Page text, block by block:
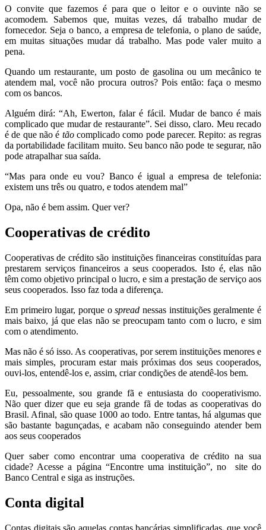
O convite que fazemos é para que o leitor e o ouvinte não se
acomodem. Sabemos que, muitas vezes, dá trabalho mudar de
fornecedor. Seja o banco, a empresa de telefonia, o plano de saúde,
em muitas situações mudar dá trabalho. Mas pode valer muito a
pena.
Quando um restaurante, um posto de gasolina ou um mecânico te
atendem mal, você não procura outros? Pois então: faça o mesmo
com os bancos.
Alguém dirá: “Ah, Ewerton, falar é fácil. Mudar de banco é mais
complicado que mudar de restaurante”. Sei disso, claro. Meu recado
é de que não é tãocomplicado como pode parecer. Repito: as regras
da portabilidade facilitam muito. Seu banco não pode te segurar, não
pode atrapalhar sua saída.
“Mas para onde eu vou? Banco é igual a empresa de telefonia:
existem uns três ou quatro, e todos atendem mal”
Opa, não é bem assim. Quer ver?
Cooperativas de crédito
Cooperativas de crédito são instituições financeiras constituídas para
prestarem serviços financeiros a seus cooperados. Isto é, elas não
têm como objetivo principal o lucro, e sim a prestação de serviço aos
seus cooperados. Isso faz toda a diferença.
Em primeiro lugar, porque ospread nessas instituições geralmente é
mais baixo, já que elas não se preocupam tanto com o lucro, e sim
com o atendimento.
Mas não é só isso. As cooperativas, por serem instituições menores e
mais simples, procuram estar mais próximas dos seus cooperados,
ouvi-los, entendê-los e, assim, criar condições de atendê-los bem.
Eu, pessoalmente, sou grande fã e entusiasta do cooperativismo.
Não quer dizer que eu seja grande fã de todas as cooperativas do
Brasil. Afinal, são quase 1000 ao todo. Entre tantas, há algumas que
são bastante bagunçadas, e acabam não conseguindo atender bem
aos seus cooperados
Quer saber como encontrar uma cooperativa de crédito na sua
cidade? Acesse a página “Encontre uma instituição”, no site do
Banco Central e siga as instruções.
Conta digital
Contas digitais são aquelas contas bancárias simplificadas, que você